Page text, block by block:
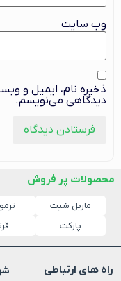
وب‌ سایت
ذخیره نام، ایمیل و
دیدگاهی می‌نویسم.
محصولات پر فروش
ماربل شیت
پارکت
راه های ارتباطی